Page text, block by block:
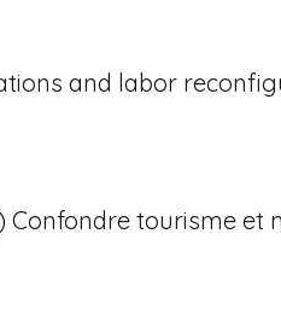
and labor
Confondre tourisme et